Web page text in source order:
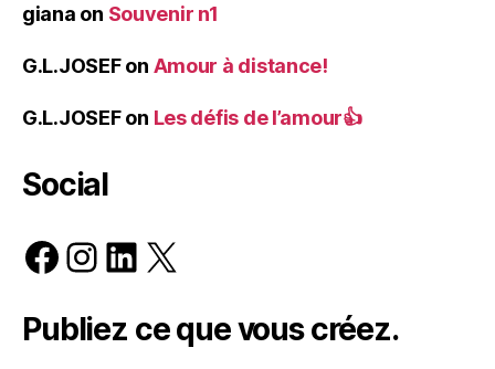
giana on Souvenir n1
G.L.JOSEFon Amour à distance!
G.L.JOSEFon Les défis de l’amour👍
Social
Facebook
Instagram
LinkedIn
X
Publiez ce que vous créez.